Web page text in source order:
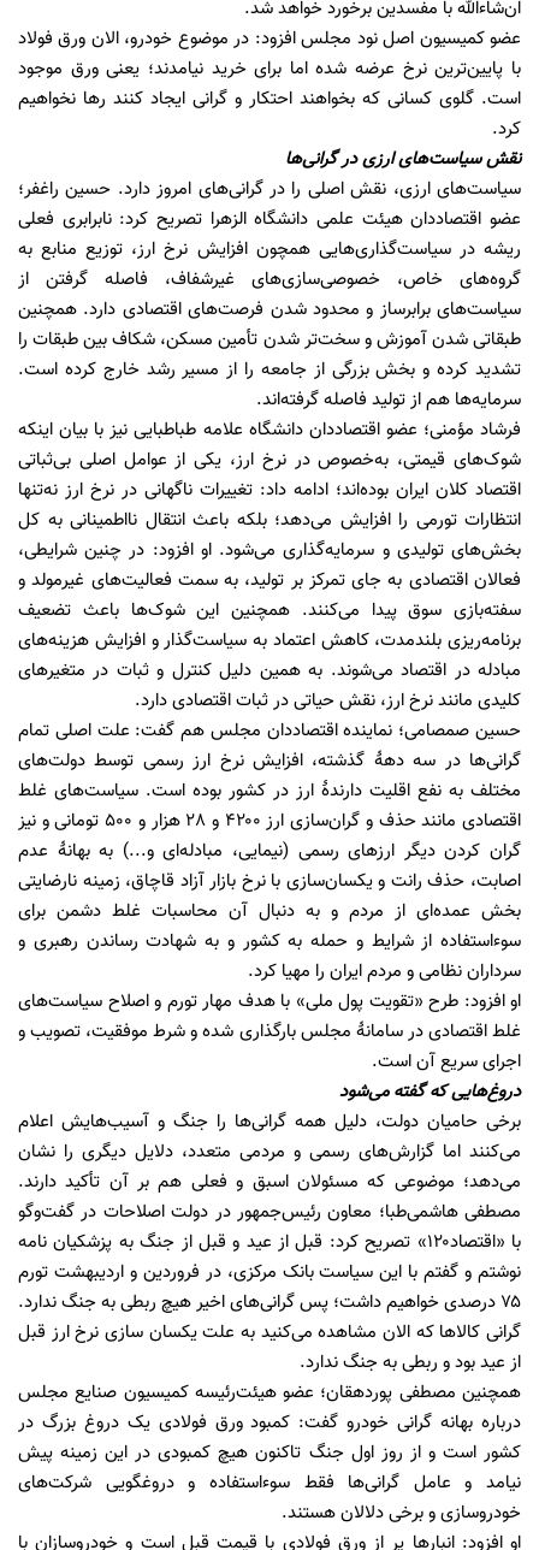
ان‌شاءالله با مفسدین برخورد خواهد شد.
عضو کمیسیون اصل نود مجلس افزود: در موضوع خودرو، الان ورق فولاد
با پایین‌ترین نرخ عرضه شده اما برای خرید نیامدند؛ یعنی ورق موجود
است. گلوی کسانی که بخواهند احتکار و گرانی ایجاد کنند رها نخواهیم
کرد.
نقش سیاست‌های ارزی در گرانی‌ها
سیاست‌های ارزی، نقش اصلی را در گرانی‌های امروز دارد. حسین راغفر؛
عضو اقتصاددان هیئت علمی دانشگاه الزهرا تصریح کرد: نابرابری فعلی
ریشه در سیاست‌گذاری‌هایی همچون افزایش نرخ ارز، توزیع منابع به
گروه‌های خاص، خصوصی‌سازی‌های غیرشفاف، فاصله گرفتن از
سیاست‌های برابرساز و محدود شدن فرصت‌های اقتصادی دارد. همچنین
طبقاتی شدن آموزش و سخت‌تر شدن تأمین مسکن، شکاف بین طبقات را
تشدید کرده و بخش بزرگی از جامعه را از مسیر رشد خارج کرده است.
سرمایه‌ها هم از تولید فاصله گرفته‌اند.
فرشاد مؤمنی؛ عضو اقتصاددان دانشگاه علامه طباطبایی نیز با بیان اینکه
شوک‌های قیمتی، به‌خصوص در نرخ ارز، یکی از عوامل اصلی بی‌ثباتی
اقتصاد کلان ایران بوده‌اند؛ ادامه داد: تغییرات ناگهانی در نرخ ارز نه‌تنها
انتظارات تورمی را افزایش می‌دهد؛ بلکه باعث انتقال نااطمینانی به کل
بخش‌های تولیدی و سرمایه‌گذاری می‌شود. او افزود: در چنین شرایطی،
فعالان اقتصادی به جای تمرکز بر تولید، به سمت فعالیت‌های غیرمولد و
سفته‌بازی سوق پیدا می‌کنند. همچنین این شوک‌ها باعث تضعیف
برنامه‌ریزی بلندمدت، کاهش اعتماد به سیاست‌گذار و افزایش هزینه‌های
مبادله در اقتصاد می‌شوند. به همین دلیل کنترل و ثبات در متغیر‌های
کلیدی مانند نرخ ارز، نقش حیاتی در ثبات اقتصادی دارد.
حسین صمصامی؛ نماینده اقتصاددان مجلس هم گفت: علت اصلی تمام
گرانی‌ها در سه دهۀ گذشته، افزایش نرخ ارز رسمی توسط دولت‌های
مختلف به نفع اقلیت دارندۀ ارز در کشور بوده است. سیاست‌های غلط
اقتصادی مانند حذف و گران‌سازی ارز ۴۲۰۰ و 28 هزار و 500 تومانی و نیز
گران کردن دیگر ارزهای رسمی (نیمایی، مبادله‌ای و...) به بهانۀ عدم
اصابت، حذف رانت و یکسان‌سازی با نرخ بازار آزاد قاچاق، زمینه نارضایتی
بخش عمده‌ای از مردم و به دنبال آن محاسبات غلط دشمن برای
سوءاستفاده از شرایط و حمله به کشور و به شهادت رساندن رهبری و
سرداران نظامی و مردم ایران را مهیا کرد.
او افزود: طرح «تقویت پول ملی» با هدف مهار تورم و اصلاح سیاست‌های
غلط اقتصادی در سامانۀ مجلس بارگذاری شده و شرط موفقیت، تصویب و
اجرای سریع آن است.
دروغ‌هایی که گفته می‌شود
برخی حامیان دولت، دلیل همه گرانی‌ها را جنگ و آسیب‌هایش اعلام
می‌کنند اما گزارش‌های رسمی و مردمی متعدد، دلایل دیگری را نشان
می‌دهد؛ موضوعی که مسئولان اسبق و فعلی هم بر آن تأکید دارند.
مصطفی ‌هاشمی‌طبا؛ معاون رئیس‌جمهور در دولت اصلاحات در گفت‌وگو
با «اقتصاد۱۲۰» تصریح کرد: قبل از عید و قبل از جنگ به پزشکیان نامه
نوشتم و گفتم با این سیاست بانک مرکزی، در فروردین و اردیبهشت تورم
۷۵ درصدی خواهیم داشت؛ پس گرانی‌های اخیر هیچ ربطی به جنگ ندارد.
گرانی‌ کالاها که الان مشاهده می‌کنید به علت یکسان سازی نرخ ارز قبل
از عید بود و ربطی به جنگ ندارد.
همچنین مصطفی پوردهقان؛ عضو هیئت‌رئیسه کمیسیون صنایع مجلس
درباره بهانه گرانی خودرو گفت: کمبود ورق فولادی یک دروغ بزرگ در
کشور است و از روز اول جنگ تاکنون هیچ کمبودی در این زمینه پیش
نیامد و عامل گرانی‌ها فقط سوءاستفاده و دروغگویی شرکت‌های
خودروسازی و برخی دلالان هستند.
او افزود: انبارها پر از ورق فولادی با قیمت قبل است و خودروسازان با